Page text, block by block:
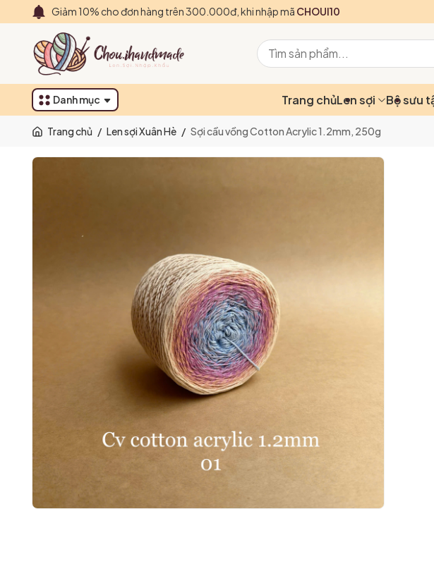
Giảm 10% cho đơn hàng trên 300.000đ, khi nhập mã CHOUI10
Danh mục Trang chủLen sợi Bộ sưu
Trang chủ / Len sợi Xuân Hè / Sợi cầu vồng Cotton Acrylic 1.2mm, 250g